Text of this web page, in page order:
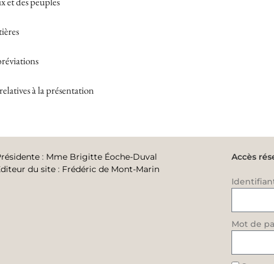
à la présentation
: Mme Brigitte Éoche-Duval
du site: Frédéric de Mont-Marin
Accès
Mot de